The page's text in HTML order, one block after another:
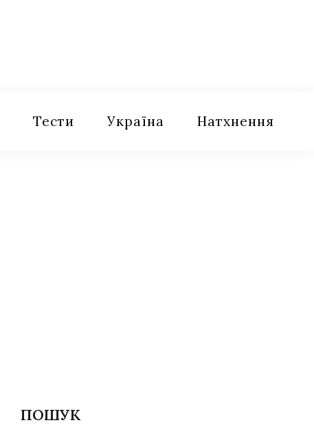
Тести Україна Натхнення
ПОШУК